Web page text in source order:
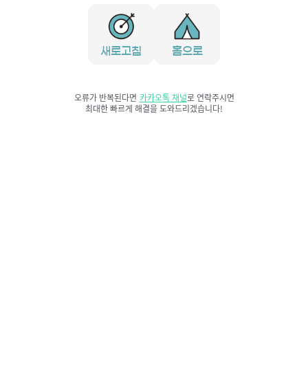
새로고침 홈으로
오류가 반복된다면 카카오톡 채널로 연락주시면
최대한 빠르게 해결을 도와드리겠습니다!